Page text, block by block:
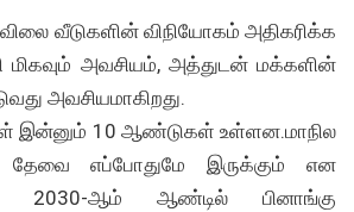
வீடுகளின் விநியோகம் அதிகரிக்க
மிகவும் அவசியம், அத்துடன் மக்களின்
அவசியமாகிறது.
இன்னும் 10 ஆண்டுகள் உள்ளன.மாநில
தேவை எப்போதுமே இருக்கும் என
2030-ஆம் ஆண்டில் பினாங்கு